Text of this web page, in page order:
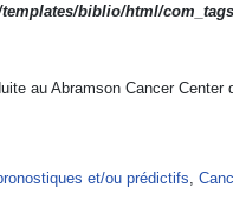
biblio/html/
au Abramson Cancer Center
et/ou prédictifs,